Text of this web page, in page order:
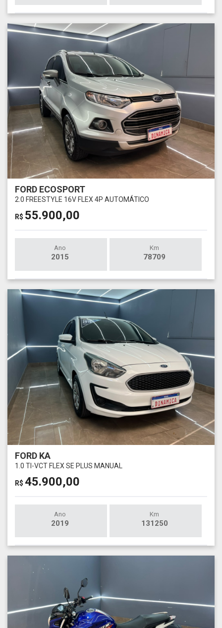
FORD ECOSPORT
2.0 FREESTYLE 16V FLEX 4P AUTOMÁTICO
R$ 55.900,00
Ano
2015
Km
78709
FORD KA
1.0 TI-VCT FLEX SE PLUS MANUAL
R$ 45.900,00
Ano
2019
Km
131250